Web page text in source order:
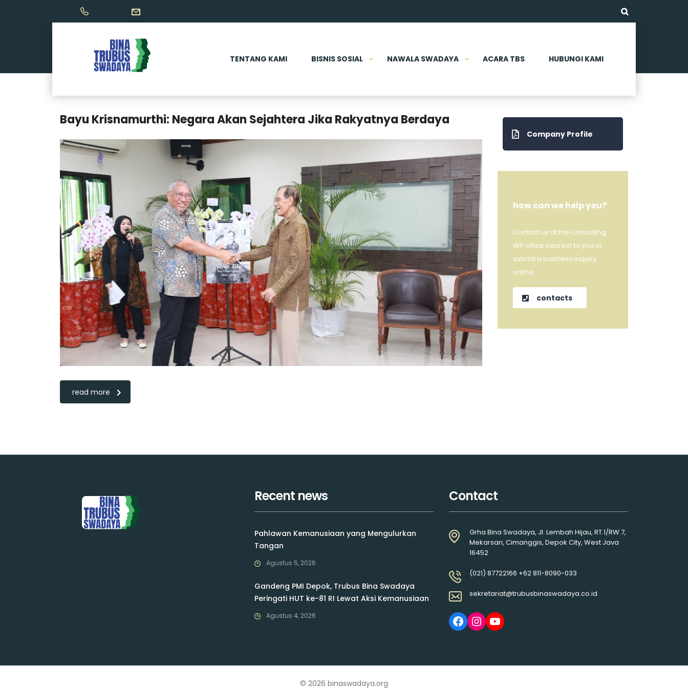
TENTANG KAMI BISNIS SOSIAL NAWALA SWADAYA ACARA TBS HUBUNGI KAMI
Bayu Krisnamurthi: Negara Akan Sejahtera Jika Rakyatnya Berdaya
read more
Company Profile
how can we help you?
Contact us at the Consulting
WP office nearest to you or
submit a business inquiry
online.
contacts
Recent news
Pahlawan Kemanusiaan yang Mengulurkan
Tangan
Agustus 5, 2026
Gandeng PMI Depok, Trubus Bina Swadaya
Peringati HUT ke-81 RI Lewat Aksi Kemanusiaan
Agustus 4, 2026
Contact
Grha Bina Swadaya, Jl. Lembah Hijau, RT.1/RW.7,
Mekarsari, Cimanggis, Depok City, West Java
16452
(021) 87722166 +62 811-8090-033
sekretariat@trubusbinaswadaya.co.id
© 2026 binaswadaya.org